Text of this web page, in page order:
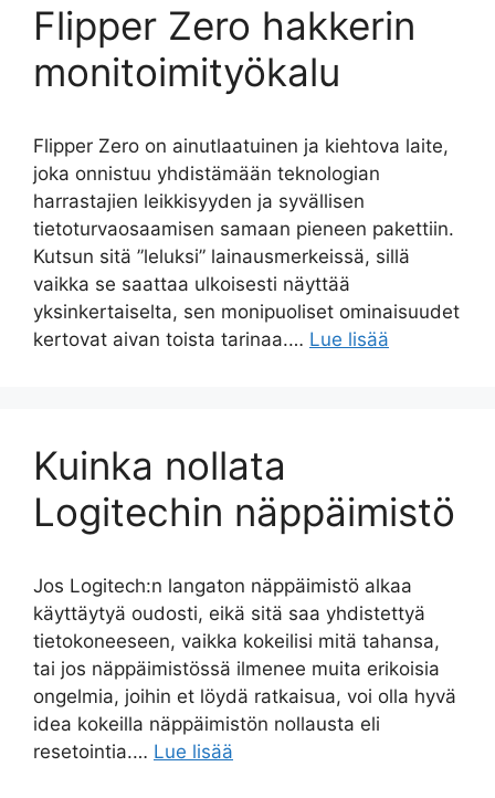
Flipper Zero hakkerin
monitoimityökalu
Flipper Zero on ainutlaatuinen ja kiehtova laite,
joka onnistuu yhdistämään teknologian
harrastajien leikkisyyden ja syvällisen
tietoturvaosaamisen samaan pieneen pakettiin.
Kutsun sitä ”leluksi” lainausmerkeissä, sillä
vaikka se saattaa ulkoisesti näyttää
yksinkertaiselta, sen monipuoliset ominaisuudet
kertovat aivan toista tarinaa.… Lue lisää
Kuinka nollata
Logitechin näppäimistö
Jos Logitech:n langaton näppäimistö alkaa
käyttäytyä oudosti, eikä sitä saa yhdistettyä
tietokoneeseen, vaikka kokeilisi mitä tahansa,
tai jos näppäimistössä ilmenee muita erikoisia
ongelmia, joihin et löydä ratkaisua, voi olla hyvä
idea kokeilla näppäimistön nollausta eli
resetointia.… Lue lisää